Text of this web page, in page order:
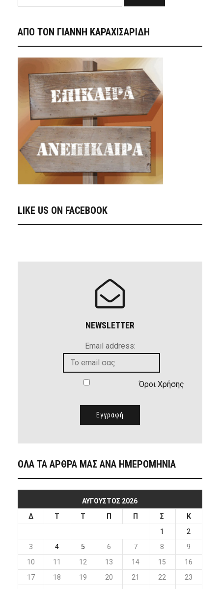
ΑΠΟ ΤΟΝ ΓΙΑΝΝΗ ΚΑΡΑΧΙΣΑΡΙΔΗ
LIKE US ON FACEBOOK
NEWSLETTER
Email address:
Όροι Χρήσης
ΟΛΑ ΤΑ ΑΡΘΡΑ ΜΑΣ ΑΝΑ ΗΜΕΡΟΜΗΝΙΑ
ΑΎΓΟΥΣΤΟΣ 2026
Δ
Τ Τ Π Π Σ
Κ
1
2
3
4 5 6 7 8
9
10
11 12 13 14 15
16
17
18 19 20 21 22
23